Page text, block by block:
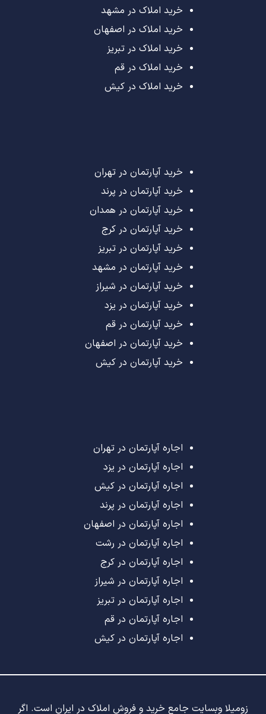
خرید املاک در مشهد
خرید املاک در اصفهان
خرید املاک در تبریز
خرید املاک در قم
خرید املاک در کیش
خرید آپارتمان در تهران
خرید آپارتمان در پرند
خرید آپارتمان در همدان
خرید آپارتمان در کرج
خرید آپارتمان در تبریز
خرید آپارتمان در مشهد
خرید آپارتمان در شیراز
خرید آپارتمان در یزد
خرید آپارتمان در قم
خرید آپارتمان در اصفهان
خرید آپارتمان در کیش
اجاره آپارتمان در تهران
اجاره آپارتمان در یزد
اجاره آپارتمان در کیش
اجاره آپارتمان در پرند
اجاره آپارتمان در اصفهان
اجاره آپارتمان در رشت
اجاره آپارتمان در کرج
اجاره آپارتمان در شیراز
اجاره آپارتمان در تبریز
اجاره آپارتمان در قم
اجاره آپارتمان در کیش
زومیلا وبسایت جامع خرید و فروش املاک در ایران است. اگر